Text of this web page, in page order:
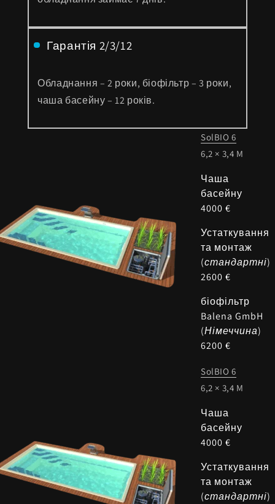
Гарантія 2/3/12
Обладнання – 2 роки, біофільтр – 3 роки,
чаша басейну – 12 років.
SolBIO 6
6,2 × 3,4 M
Чаша
басейну
4000 €
Устаткування
та монтаж
(стандартні)
2600 €
біофільтр
Balena GmbH
(Німеччина)
6200 €
SolBIO 6
6,2 × 3,4 M
Чаша
басейну
4000 €
Устаткування
та монтаж
(стандартні)